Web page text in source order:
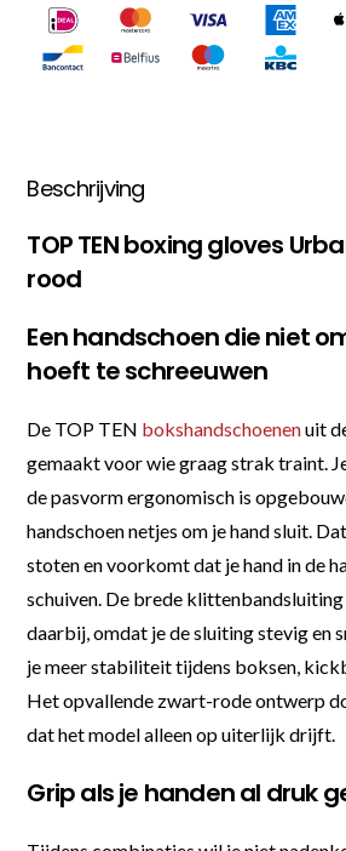
Beschrijving
TOP TEN boxing gloves
rood
Een handschoen die niet
hoeft te schreeuwen
De TOP TEN bokshandschoenenuit
gemaakt voor wie graag strak traint.
de pasvorm ergonomisch is
handschoen netjes om je hand sluit.
stoten en voorkomt dat je hand in de
schuiven. De brede
daarbij, omdat je de sluiting stevig en
je meer stabiliteit tijdens boksen,
Het opvallende zwart-rode ontwerp
dat het model alleen op uiterlijk drijft.
Grip als je handen al druk